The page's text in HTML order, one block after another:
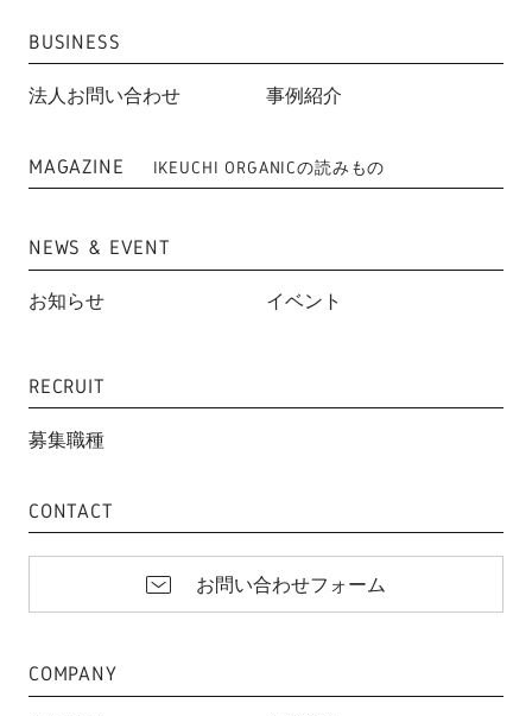
BUSINESS
法人お問い合わせ 事例紹介
MAGAZINE IKEUCHI ORGANICの読みもの
NEWS & EVENT
お知らせ イベント
RECRUIT
募集職種
CONTACT
お問い合わせフォーム
COMPANY